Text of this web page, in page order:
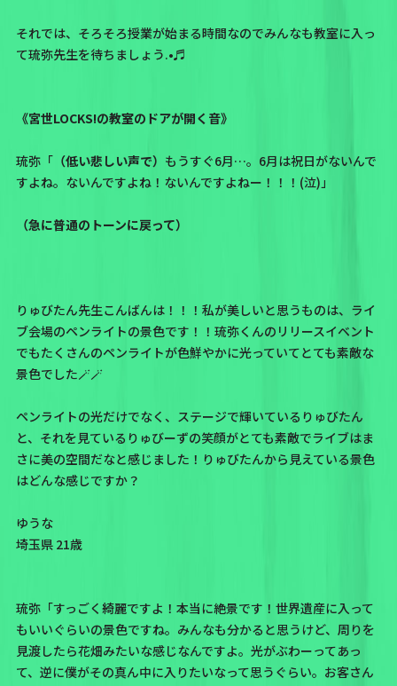
それでは、そろそろ授業が始まる時間なのでみんなも教室に入っ
て琉弥先生を待ちましょう.•♬
《宮世LOCKS!の教室のドアが開く音》
琉弥「（低い悲しい声で） もうすぐ6月…。6月は祝日がないんで
すよね。ないんですよね！ないんですよねー！！！(泣)」
（急に普通のトーンに戻って）
りゅびたん先生こんばんは！！！私が美しいと思うものは、ライ
ブ会場のペンライトの景色です！！琉弥くんのリリースイベント
でもたくさんのペンライトが色鮮やかに光っていてとても素敵な
景色でした🪄🪄
ペンライトの光だけでなく、ステージで輝いているりゅびたん
と、それを見ているりゅびーずの笑顔がとても素敵でライブはま
さに美の空間だなと感じました！りゅびたんから見えている景色
はどんな感じですか？
ゆうな
埼玉県 21歳
琉弥「すっごく綺麗ですよ！本当に絶景です！世界遺産に入って
もいいぐらいの景色ですね。みんなも分かると思うけど、周りを
見渡したら花畑みたいな感じなんですよ。光がぶわーってあっ
て、逆に僕がその真ん中に入りたいなって思うぐらい。お客さん